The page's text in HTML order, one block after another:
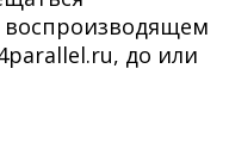
воспроизводящем
до или